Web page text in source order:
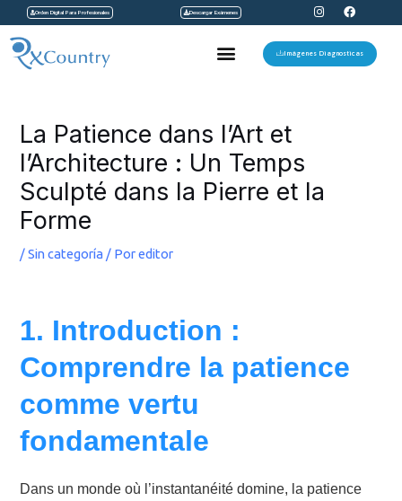
contenido
Orden Digital Para Profesionales Descargar Exámenes
I
n
s
t
a
F
a
c
e
b
Menu Imágenes Diagnosticas
La Patience dans l’Art et
l’Architecture : Un Temps
Sculpté dans la Pierre et la
Forme
/Sin categoría / Poreditor
1. Introduction :
Comprendre la patience
comme vertu
fondamentale
Dans un monde où l’instantanéité domine, la patience
entradas